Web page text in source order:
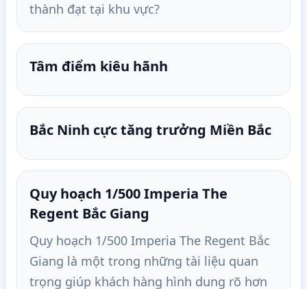
thành đạt tại khu vực?
Tâm điểm kiêu hãnh
Bắc Ninh cực tăng trưởng Miền Bắc
Quy hoạch 1/500 Imperia The
Regent Bắc Giang
Quy hoạch 1/500 Imperia The Regent Bắc
Giang là một trong những tài liệu quan
trọng giúp khách hàng hình dung rõ hơn